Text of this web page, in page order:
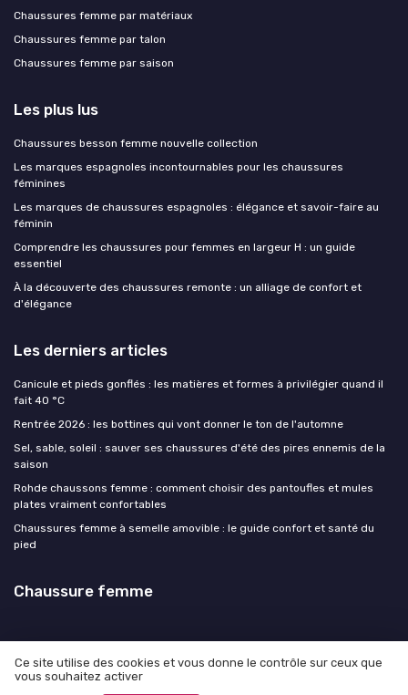
Chaussures femme par matériaux
Chaussures femme par talon
Chaussures femme par saison
Les plus lus
Chaussures besson femme nouvelle collection
Les marques espagnoles incontournables pour les chaussures
féminines
Les marques de chaussures espagnoles : élégance et savoir-faire au
féminin
Comprendre les chaussures pour femmes en largeur H : un guide
essentiel
À la découverte des chaussures remonte : un alliage de confort et
d'élégance
Les derniers articles
Canicule et pieds gonflés : les matières et formes à privilégier quand il
fait 40 °C
Rentrée 2026 : les bottines qui vont donner le ton de l'automne
Sel, sable, soleil : sauver ses chaussures d'été des pires ennemis de la
saison
Rohde chaussons femme : comment choisir des pantoufles et mules
plates vraiment confortables
Chaussures femme à semelle amovible : le guide confort et santé du
pied
Chaussure femme
Mentions légales
Ce site utilise des cookies et vous donne le contrôle sur ceux que
vous souhaitez activer